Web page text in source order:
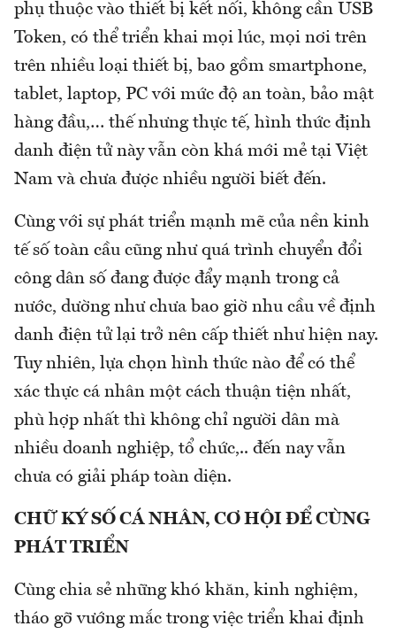
phụ thuộc vào thiết bị kết nối, không cần USB
Token, có thể triển khai mọi lúc, mọi nơi trên
trên nhiều loại thiết bị, bao gồm smartphone,
tablet, laptop, PC với mức độ an toàn, bảo mật
hàng đầu,… thế nhưng thực tế, hình thức định
danh điện tử này vẫn còn khá mới mẻ tại Việt
Nam và chưa được nhiều người biết đến.
Cùng với sự phát triển mạnh mẽ của nền kinh
tế số toàn cầu cũng như quá trình chuyển đổi
công dân số đang được đẩy mạnh trong cả
nước, dường như chưa bao giờ nhu cầu về định
danh điện tử lại trở nên cấp thiết như hiện nay.
Tuy nhiên, lựa chọn hình thức nào để có thể
xác thực cá nhân một cách thuận tiện nhất,
phù hợp nhất thì không chỉ người dân mà
nhiều doanh nghiệp, tổ chức,.. đến nay vẫn
chưa có giải pháp toàn diện.
CHỮ KÝ SỐ CÁ NHÂN, CƠ HỘI ĐỂ CÙNG
PHÁT TRIỂN
Cùng chia sẻ những khó khăn, kinh nghiệm,
tháo gỡ vướng mắc trong việc triển khai định